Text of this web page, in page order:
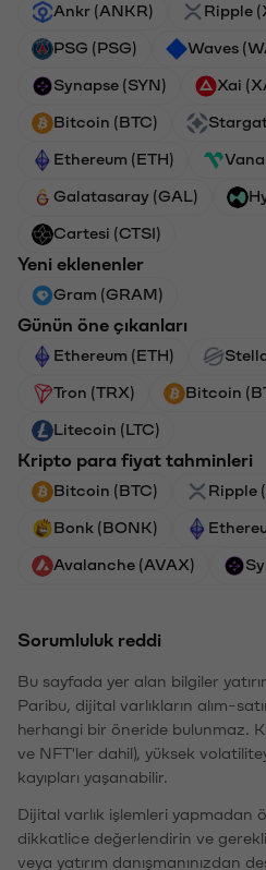
Ankr (ANKR) Ripple
PSG (PSG) Waves
Synapse (SYN) Xai
Bitcoin (BTC)
Ethereum (ETH)
Galatasaray (GAL)
Cartesi (CTSI)
Yeni eklenenler
Gram (GRAM)
Günün öne çıkanları
Ethereum (ETH)
Tron (TRX) Bitcoin
Litecoin (LTC)
Kripto para fiyat tahminleri
Bitcoin (BTC) Ripple
Bonk (BONK)
Avalanche (AVAX)
Sorumluluk reddi
Bu sayfada yer alan bilgiler
Paribu, dijital varlıkların alım-
herhangi bir öneride bulunmaz.
ve NFT'ler dahil), yüksek
kayıpları yaşanabilir.
Dijital varlık işlemleri yapmadan
dikkatlice değerlendirin ve
veya yatırım danışmanınızdan